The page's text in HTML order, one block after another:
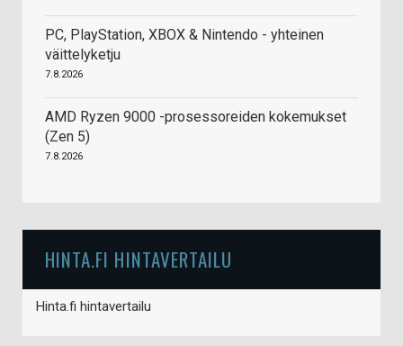
PC, PlayStation, XBOX & Nintendo - yhteinen
väittelyketju
7.8.2026
AMD Ryzen 9000 -prosessoreiden kokemukset
(Zen 5)
7.8.2026
HINTA.FI HINTAVERTAILU
Hinta.fi hintavertailu